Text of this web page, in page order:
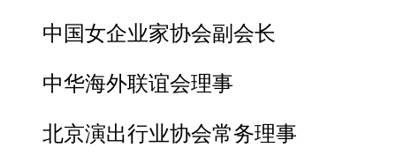
中国女企业家协会副会长
中华海外联谊会理事
北京演出行业协会常务理事